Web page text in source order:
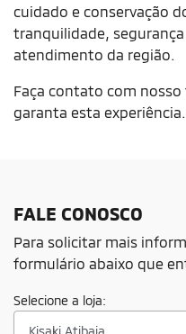
cuidado e conservação
tranquilidade,
atendimento da região.
Faça contato com
garanta esta experiência.
FALE CONOSCO
Para solicitar mais
formulário abaixo que
Selecione a loja: